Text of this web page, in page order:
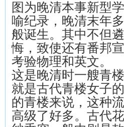
图为晚清本事新型
喻纪录，晚清末年
般诞生。其中不但
悔，致使还有番邦
考验物理和英文。
这是晚清时一艘青
就是古代青楼女子
的青楼来说，这种
高级了好多。古代